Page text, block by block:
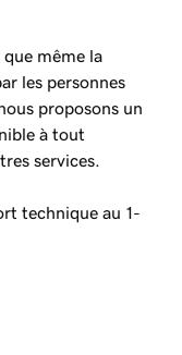
que même la
les personnes
proposons un
à tout
services.
technique au 1-